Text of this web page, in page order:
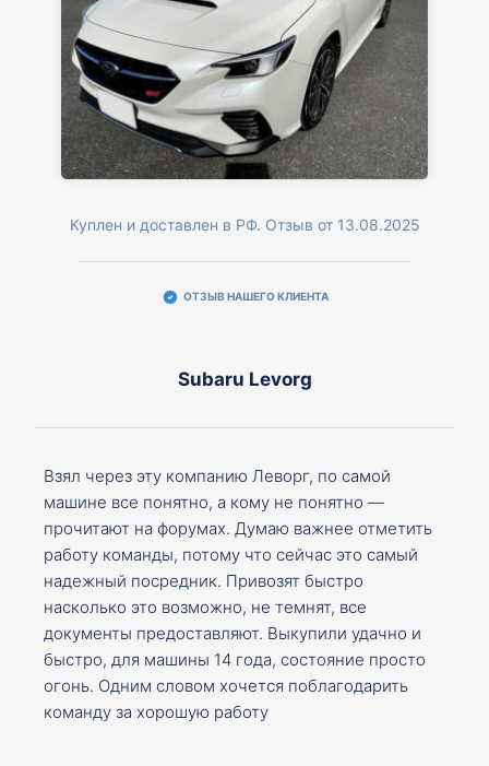
Куплен и доставлен в РФ. Отзыв от 13.08.2025
ОТЗЫВ НАШЕГО КЛИЕНТА
Subaru Levorg
Взял через эту компанию Леворг, по самой
машине все понятно, а кому не понятно —
прочитают на форумах. Думаю важнее отметить
работу команды, потому что сейчас это самый
надежный посредник. Привозят быстро
насколько это возможно, не темнят, все
документы предоставляют. Выкупили удачно и
быстро, для машины 14 года, состояние просто
огонь. Одним словом хочется поблагодарить
команду за хорошую работу